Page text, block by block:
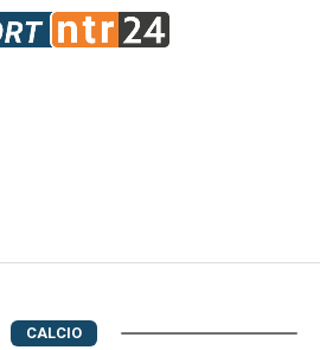
CALCIO